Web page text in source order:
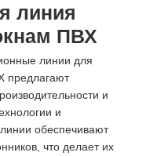
линия
ПВХ
линии для
предлагают
и
и
обеспечивают
что делает их